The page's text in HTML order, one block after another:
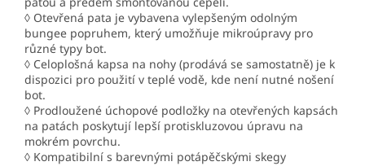
◊ Otevřená pata je vybavena vylepšeným odolným
bungee popruhem, který umožňuje mikroúpravy pro
různé typy bot.
◊ Celoplošná kapsa na nohy (prodává se samostatně) je k
dispozici pro použití v teplé vodě, kde není nutné nošení
bot.
◊ Prodloužené úchopové podložky na otevřených kapsách
na patách poskytují lepší protiskluzovou úpravu na
mokrém povrchu.
◊ Kompatibilní s barevnými potápěčskými skegy